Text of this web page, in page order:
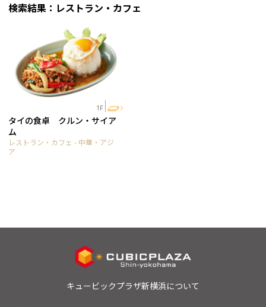
検索結果：レストラン・カフェ
1F
タイの食卓 クルン・サイア
ム
レストラン・カフェ - 中華・アジ
ア
キュービックプラザ新横浜について